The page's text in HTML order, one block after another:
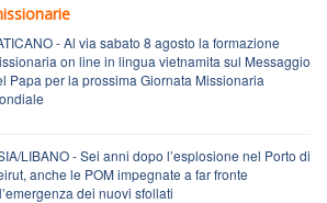
- Al via sabato 8 agosto la formazione
on line in lingua vietnamita sul Messaggio
Papa per la prossima Giornata Missionaria
LIBANO - Sei anni dopo l’esplosione nel Porto di
anche le POM impegnate a far fronte
dei nuovi sfollati